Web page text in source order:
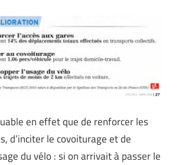
en effet que de renforcer les
d’inciter le covoiturage et de
du vélo : si on arrivait à passer le